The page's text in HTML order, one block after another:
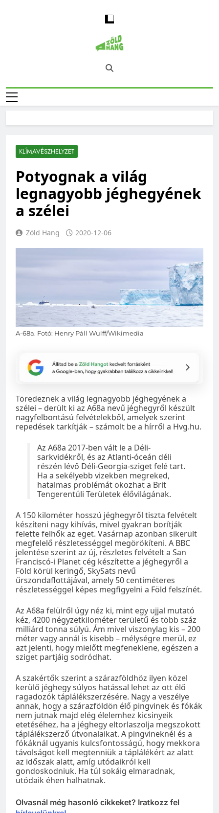
Magyarország
Zöld Hangja
Zöld Hang – Természet, Klímaváltozás,
Fenntarthatóság, Jövő
KLÍMAVÉSZHELYZET
Potyognak a világ
legnagyobb jéghegyének
a szélei
Zöld Hang 2020-12-06
A-68a. Fotó: Henry Páll Wulff/Wikimedia
Töredeznek a világ legnagyobb jéghegyének a
szélei – derült ki az A68a nevű jéghegyről készült
nagyfelbontású felvételekből, amelyek szerint
repedések tarkítják – számolt be a hírről a Hvg.hu.
Az A68a 2017-ben vált le a Déli-
sarkvidékről, és az Atlanti-óceán déli
részén lévő Déli-Georgia-sziget felé tart.
Ha a sekélyebb vizekben megreked,
hatalmas problémát okozhat a Brit
Tengerentúli Területek élővilágának.
A 150 kilométer hosszú jéghegyről tiszta felvételt
készíteni nagy kihívás, mivel gyakran borítják
felette felhők az eget. Vasárnap azonban sikerült
megfelelő részletességgel megörökíteni. A BBC
jelentése szerint az új, részletes felvételt a San
Franciscó-i Planet cég készítette a jéghegyről a
Föld körül keringő, SkySats nevű
űrszondaflottájával, amely 50 centiméteres
részletességgel képes megfigyelni a Föld felszínét.
Az A68a felülről úgy néz ki, mint egy ujjal mutató
kéz, 4200 négyzetkilométer területű és több száz
milliárd tonna súlyú. Ám mivel viszonylag kis – 200
méter vagy annál is kisebb – mélységre merül, ez
azt jelenti, hogy mielőtt megfeneklene, egészen a
sziget partjáig sodródhat.
A szakértők szerint a szárazföldhöz ilyen közel
kerülő jéghegy súlyos hatással lehet az ott élő
ragadozók táplálékszerzésére. Nagy a veszélye
annak, hogy a szárazföldön élő pingvinek és fókák
nem jutnak majd elég élelemhez kicsinyeik
etetéséhez, ha a jéghegy eltorlaszolja megszokott
táplálékszerző útvonalaikat. A pingvineknél és a
fókáknál ugyanis kulcsfontosságú, hogy mekkora
távolságot kell megtenniük a táplálékért az alatt
az időszak alatt, amíg utódaikról kell
gondoskodniuk. Ha túl sokáig elmaradnak,
utódaik éhen halhatnak.
Olvasnál még hasonló cikkeket? Iratkozz fel